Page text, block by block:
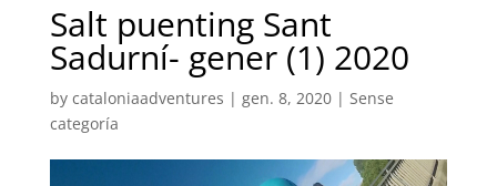
Salt puenting Sant
Sadurní- gener (1) 2020
by cataloniaadventures | gen. 8, 2020| Sense
categoría